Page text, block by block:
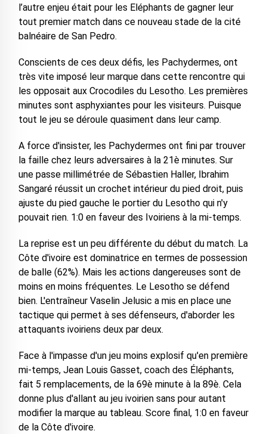
l’autre enjeu était pour les Eléphants de gagner leur
tout premier match dans ce nouveau stade de la cité
balnéaire de San Pedro.
Conscients de ces deux défis, les Pachydermes, ont
très vite imposé leur marque dans cette rencontre qui
les opposait aux Crocodiles du Lesotho. Les premières
minutes sont asphyxiantes pour les visiteurs. Puisque
tout le jeu se déroule quasiment dans leur camp.
A force d'insister, les Pachydermes ont fini par trouver
la faille chez leurs adversaires à la 21è minutes. Sur
une passe millimétrée de Sébastien Haller, Ibrahim
Sangaré réussit un crochet intérieur du pied droit, puis
ajuste du pied gauche le portier du Lesotho qui n'y
pouvait rien. 1:0 en faveur des Ivoiriens à la mi-temps.
La reprise est un peu différente du début du match. La
Côte d'ivoire est dominatrice en termes de possession
de balle (62%). Mais les actions dangereuses sont de
moins en moins fréquentes. Le Lesotho se défend
bien. L'entraîneur Vaselin Jelusic a mis en place une
tactique qui permet à ses défenseurs, d'aborder les
attaquants ivoiriens deux par deux.
Face à l'impasse d'un jeu moins explosif qu'en première
mi-temps, Jean Louis Gasset, coach des Éléphants,
fait 5 remplacements, de la 69è minute à la 89è. Cela
donne plus d'allant au jeu ivoirien sans pour autant
modifier la marque au tableau. Score final, 1:0 en faveur
de la Côte d'ivoire.